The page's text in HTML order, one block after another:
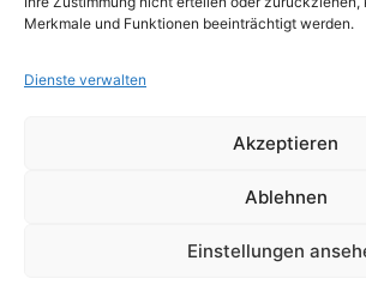
Merkmale und Funktionen beeinträchtigt werden.
Dienste verwalten
Akzeptieren
Ablehnen
Einstellungen